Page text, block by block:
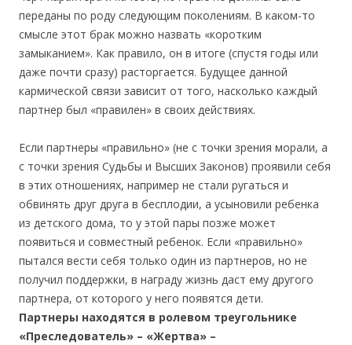
переданы по роду следующим поколениям. В каком-то
смысле этот брак можно назвать «коротким
замыканием». Как правило, он в итоге (спустя годы или
даже почти сразу) расторгается. Будущее данной
кармической связи зависит от того, насколько каждый
партнер был «правилен» в своих действиях.
Если партнеры «правильно» (не с точки зрения морали, а
с точки зрения Судьбы и Высших Законов) проявили себя
в этих отношениях, например не стали ругаться и
обвинять друг друга в бесплодии, а усыновили ребенка
из детского дома, то у этой пары позже может
появиться и совместный ребенок. Если «правильно»
пытался вести себя только один из партнеров, но не
получил поддержки, в награду жизнь даст ему другого
партнера, от которого у него появятся дети.
Партнеры находятся в ролевом треугольнике
«Преследователь» – «Жертва» –